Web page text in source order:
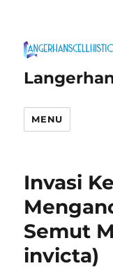
MENU
Invasi
Semut
invicta)